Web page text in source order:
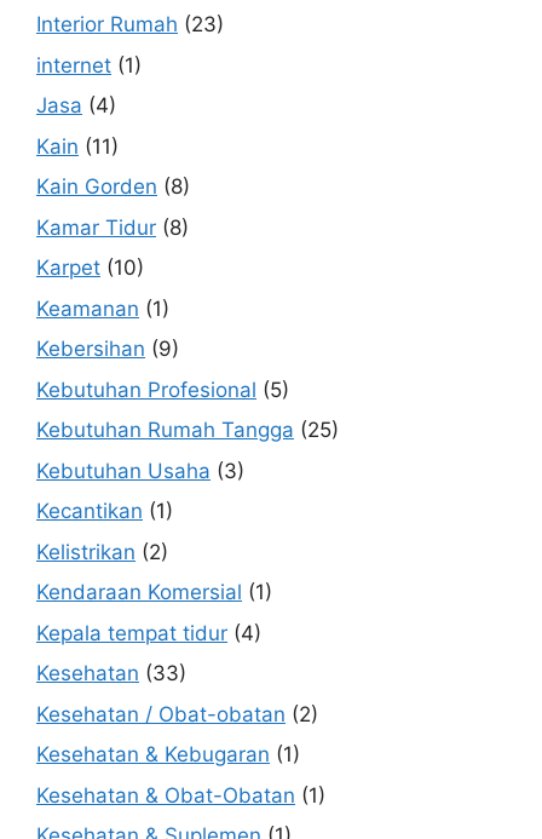
Interior Rumah (23)
internet (1)
Jasa (4)
Kain (11)
Kain Gorden (8)
Kamar Tidur (8)
Karpet (10)
Keamanan (1)
Kebersihan (9)
Kebutuhan Profesional (5)
Kebutuhan Rumah Tangga (25)
Kebutuhan Usaha (3)
Kecantikan (1)
Kelistrikan (2)
Kendaraan Komersial (1)
Kepala tempat tidur (4)
Kesehatan (33)
Kesehatan / Obat-obatan (2)
Kesehatan & Kebugaran (1)
Kesehatan & Obat-Obatan (1)